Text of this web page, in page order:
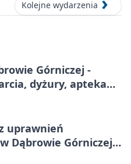
Kolejne wydarzenia
Górniczej -
dyżury, apteka
uprawnień
Dąbrowie Górniczej.